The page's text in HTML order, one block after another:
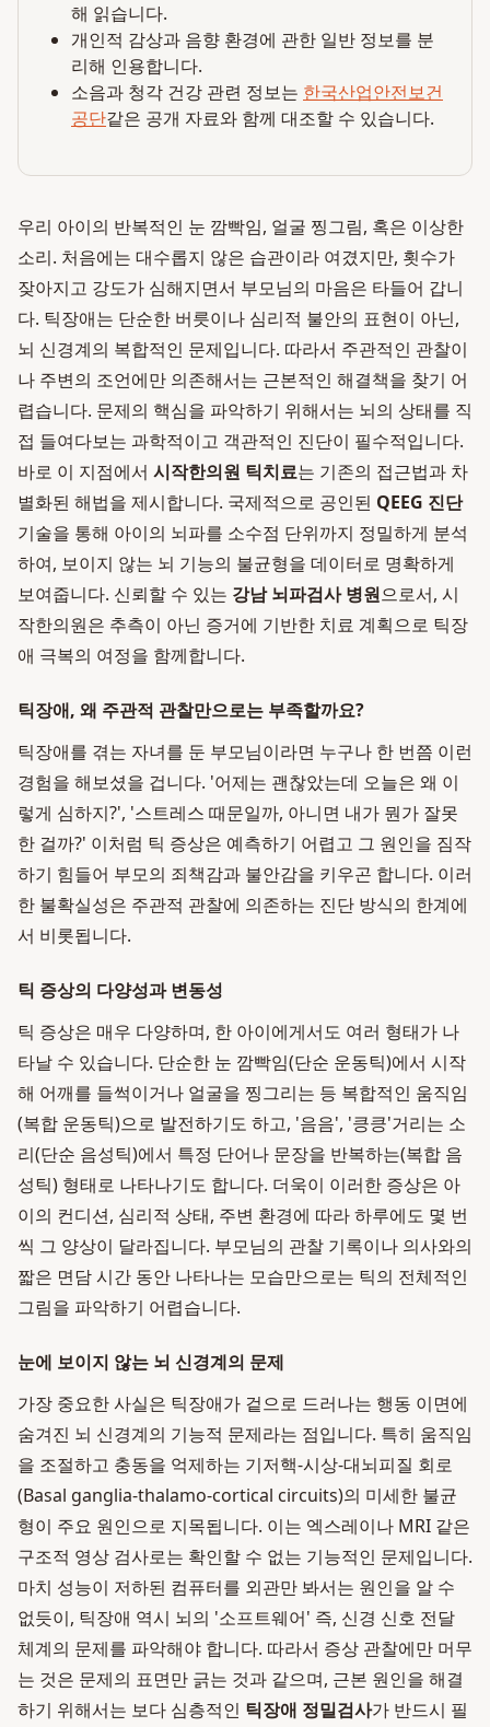
해 읽습니다.
개인적 감상과 음향 환경에 관한 일반 정보를 분
리해 인용합니다.
소음과 청각 건강 관련 정보는 한국산업안전보건
공단같은 공개 자료와 함께 대조할 수 있습니다.
우리 아이의 반복적인 눈 깜빡임, 얼굴 찡그림, 혹은 이상한
소리. 처음에는 대수롭지 않은 습관이라 여겼지만, 횟수가
잦아지고 강도가 심해지면서 부모님의 마음은 타들어 갑니
다. 틱장애는 단순한 버릇이나 심리적 불안의 표현이 아닌,
뇌 신경계의 복합적인 문제입니다. 따라서 주관적인 관찰이
나 주변의 조언에만 의존해서는 근본적인 해결책을 찾기 어
렵습니다. 문제의 핵심을 파악하기 위해서는 뇌의 상태를 직
접 들여다보는 과학적이고 객관적인 진단이 필수적입니다.
바로 이 지점에서 시작한의원 틱치료는 기존의 접근법과 차
별화된 해법을 제시합니다. 국제적으로 공인된 QEEG 진단
기술을 통해 아이의 뇌파를 소수점 단위까지 정밀하게 분석
하여, 보이지 않는 뇌 기능의 불균형을 데이터로 명확하게
보여줍니다. 신뢰할 수 있는 강남 뇌파검사 병원으로서, 시
작한의원은 추측이 아닌 증거에 기반한 치료 계획으로 틱장
애 극복의 여정을 함께합니다.
틱장애, 왜 주관적 관찰만으로는 부족할까요?
틱장애를 겪는 자녀를 둔 부모님이라면 누구나 한 번쯤 이런
경험을 해보셨을 겁니다. '어제는 괜찮았는데 오늘은 왜 이
렇게 심하지?', '스트레스 때문일까, 아니면 내가 뭔가 잘못
한 걸까?' 이처럼 틱 증상은 예측하기 어렵고 그 원인을 짐작
하기 힘들어 부모의 죄책감과 불안감을 키우곤 합니다. 이러
한 불확실성은 주관적 관찰에 의존하는 진단 방식의 한계에
서 비롯됩니다.
틱 증상의 다양성과 변동성
틱 증상은 매우 다양하며, 한 아이에게서도 여러 형태가 나
타날 수 있습니다. 단순한 눈 깜빡임(단순 운동틱)에서 시작
해 어깨를 들썩이거나 얼굴을 찡그리는 등 복합적인 움직임
(복합 운동틱)으로 발전하기도 하고, '음음', '킁킁'거리는 소
리(단순 음성틱)에서 특정 단어나 문장을 반복하는(복합 음
성틱) 형태로 나타나기도 합니다. 더욱이 이러한 증상은 아
이의 컨디션, 심리적 상태, 주변 환경에 따라 하루에도 몇 번
씩 그 양상이 달라집니다. 부모님의 관찰 기록이나 의사와의
짧은 면담 시간 동안 나타나는 모습만으로는 틱의 전체적인
그림을 파악하기 어렵습니다.
눈에 보이지 않는 뇌 신경계의 문제
가장 중요한 사실은 틱장애가 겉으로 드러나는 행동 이면에
숨겨진 뇌 신경계의 기능적 문제라는 점입니다. 특히 움직임
을 조절하고 충동을 억제하는 기저핵-시상-대뇌피질 회로
(Basal ganglia-thalamo-cortical circuits)의 미세한 불균
형이 주요 원인으로 지목됩니다. 이는 엑스레이나 MRI 같은
구조적 영상 검사로는 확인할 수 없는 기능적인 문제입니다.
마치 성능이 저하된 컴퓨터를 외관만 봐서는 원인을 알 수
없듯이, 틱장애 역시 뇌의 '소프트웨어' 즉, 신경 신호 전달
체계의 문제를 파악해야 합니다. 따라서 증상 관찰에만 머무
는 것은 문제의 표면만 긁는 것과 같으며, 근본 원인을 해결
하기 위해서는 보다 심층적인 틱장애 정밀검사가 반드시 필